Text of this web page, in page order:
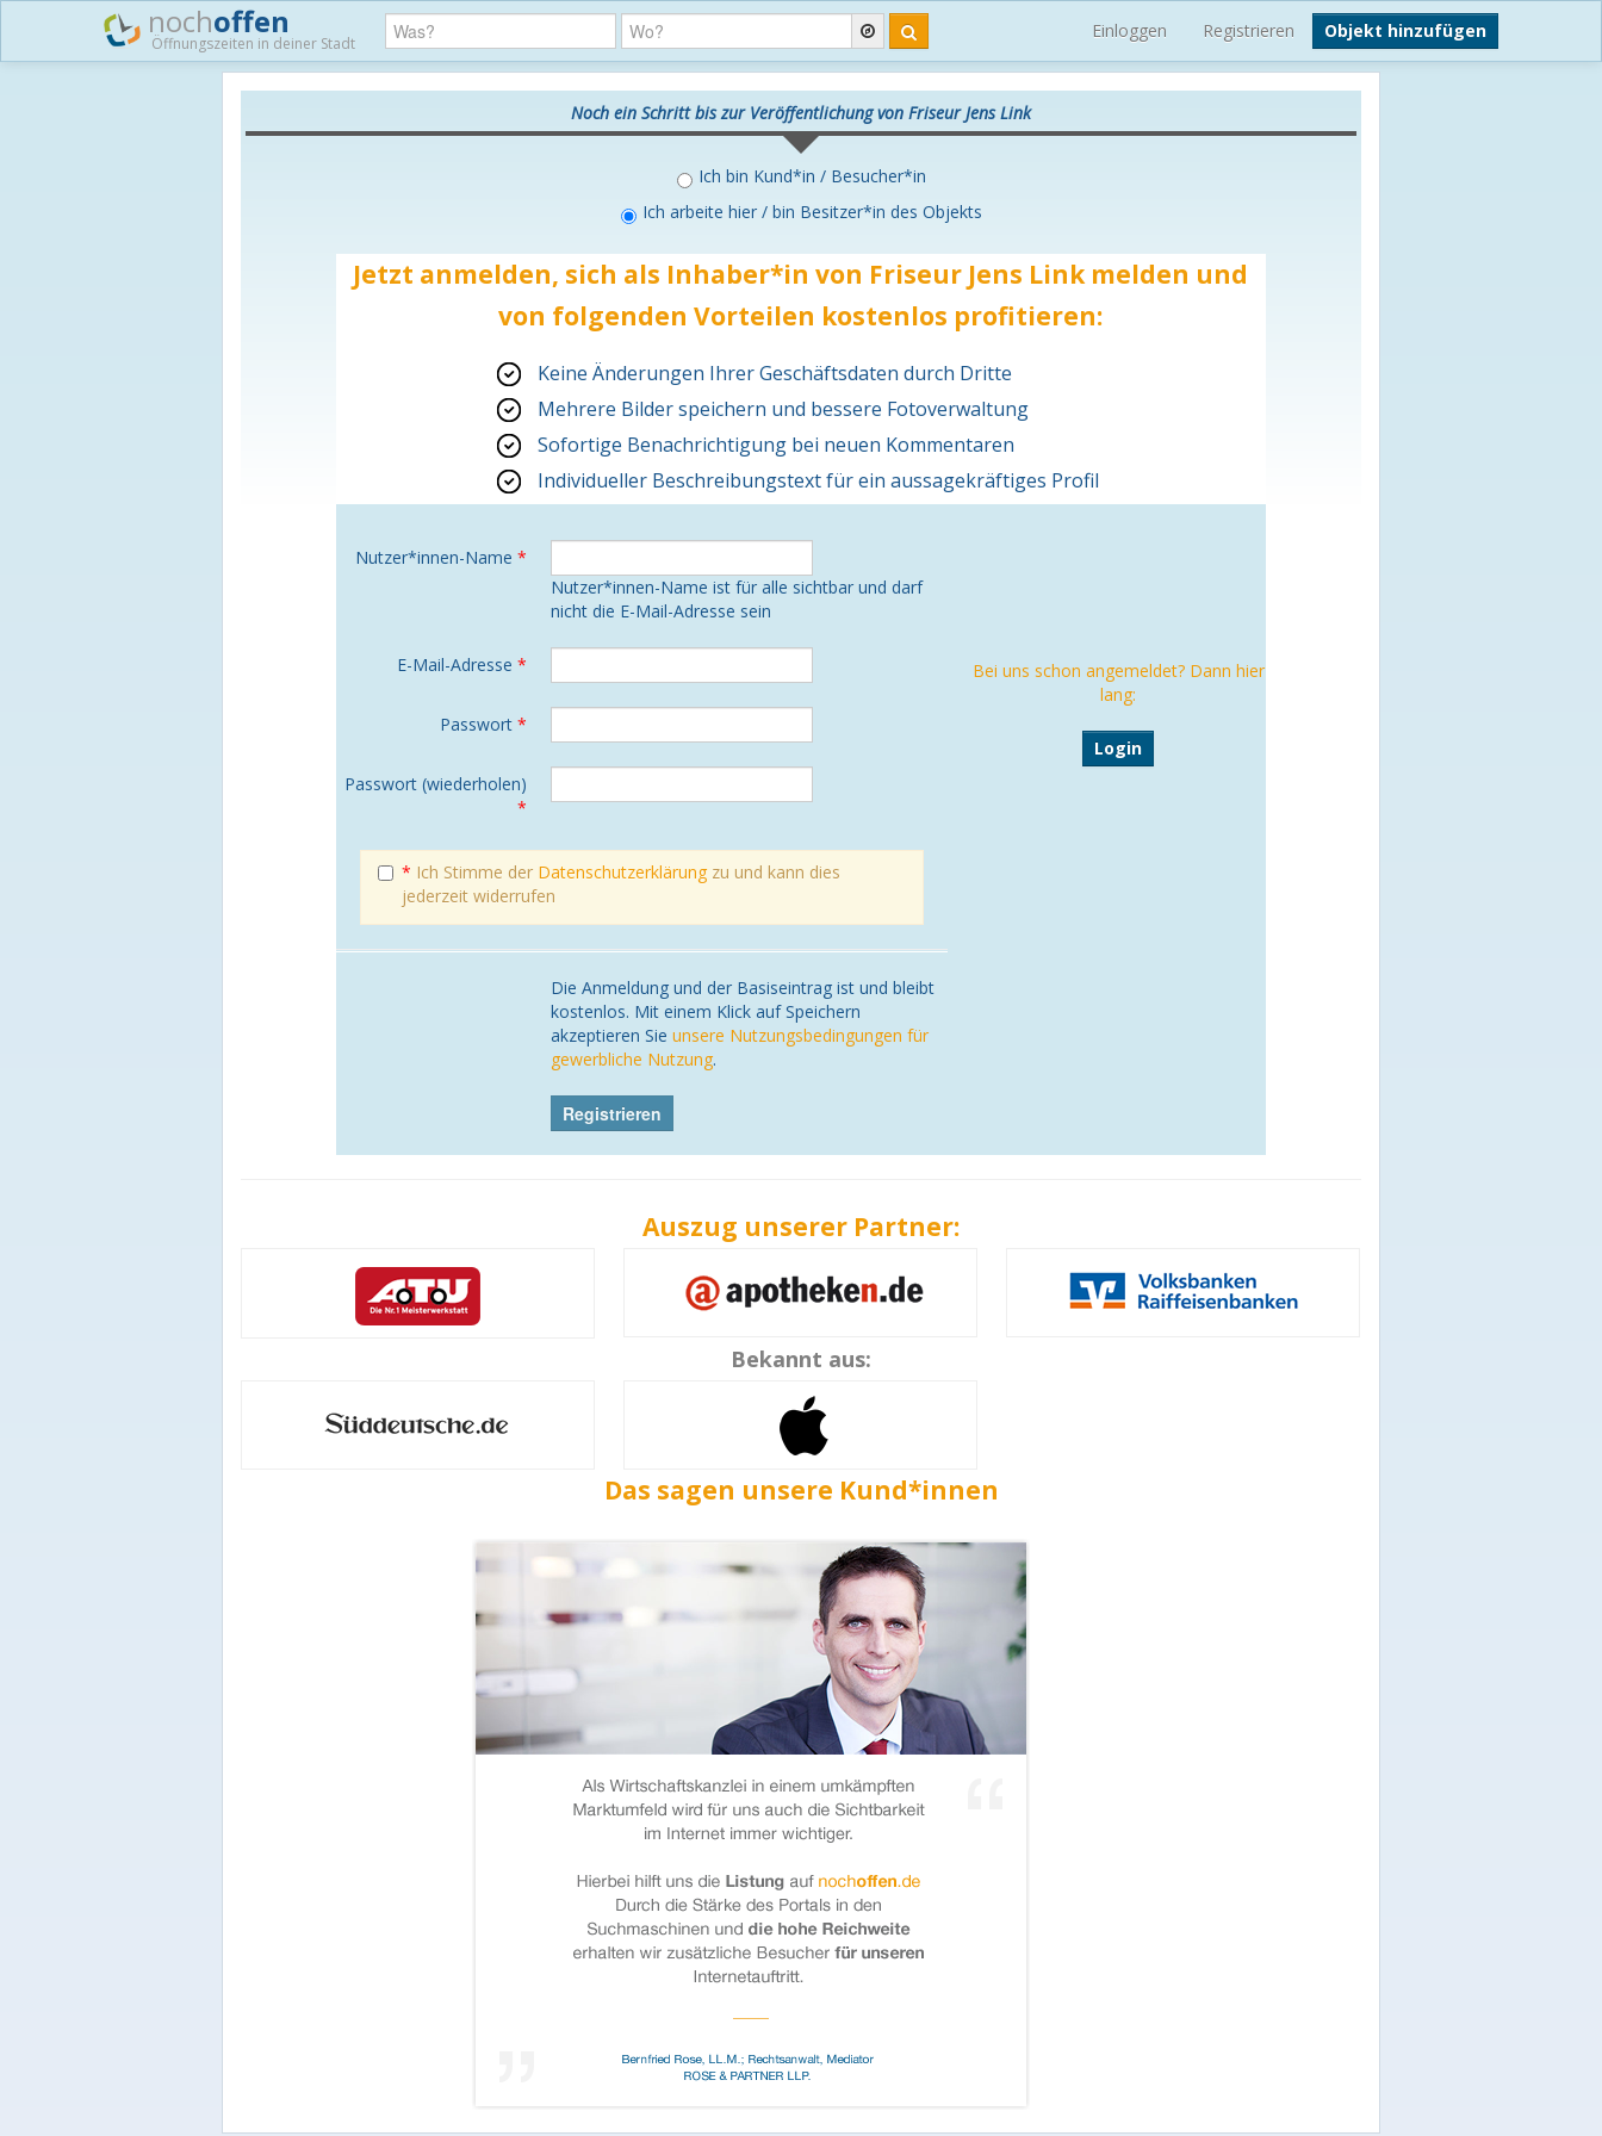
nochoffen
Öffnungszeiten in deiner Stadt
Einloggen Registrieren Objekt hinzufügen
Noch ein Schritt bis zur Veröffentlichung von Friseur Jens Link
Ich bin Kund*in / Besucher*in
Ich arbeite hier / bin Besitzer*in des Objekts
Jetzt anmelden, sich als Inhaber*in von Friseur Jens Link melden und
von folgenden Vorteilen kostenlos profitieren:
Keine Änderungen Ihrer Geschäftsdaten durch Dritte
Mehrere Bilder speichern und bessere Fotoverwaltung
Sofortige Benachrichtigung bei neuen Kommentaren
Individueller Beschreibungstext für ein aussagekräftiges Profil
Nutzer*innen-Name*
Nutzer*innen-Name ist für alle sichtbar und darf
nicht die E-Mail-Adresse sein
E-Mail-Adresse*
Passwort*
Passwort (wiederholen)
*
* Ich Stimme der Datenschutzerklärung zu und kann dies
jederzeit widerrufen
Die Anmeldung und der Basiseintrag ist und bleibt
kostenlos. Mit einem Klick auf Speichern
akzeptieren Sieunsere Nutzungsbedingungen für
gewerbliche Nutzung.
Bei uns schon angemeldet? Dann hier
lang:
Login
Auszug unserer Partner:
Bekannt aus:
Das sagen unsere Kund*innen